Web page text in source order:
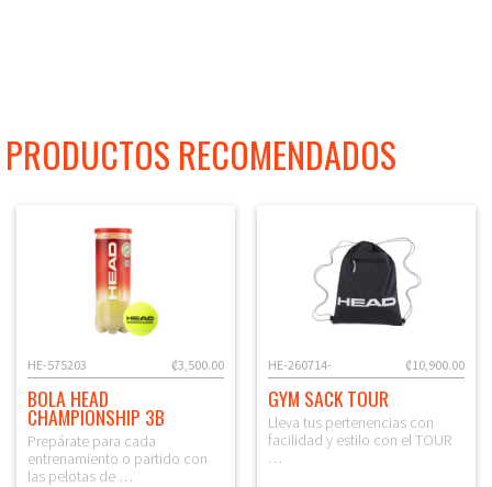
PRODUCTOS RECOMENDADOS
₡3,500.00
HE-575203
BOLA HEAD
CHAMPIONSHIP 3B
Prepárate para cada
entrenamiento o partido con
las pelotas de …
₡10,900.00
HE-260714-
GYM SACK TOUR
Lleva tus pertenencias con
facilidad y estilo con el TOUR